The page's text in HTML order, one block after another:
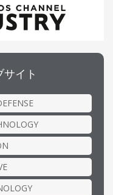
イト